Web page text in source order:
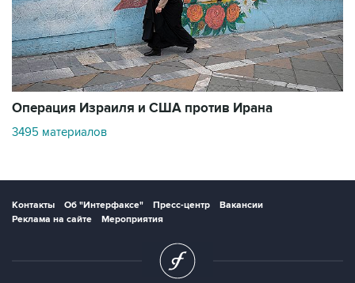
Операция Израиля и США против Ирана
3495 материалов
Контакты Об "Интерфаксе" Пресс-центр
Вакансии
Реклама на сайте
Мероприятия